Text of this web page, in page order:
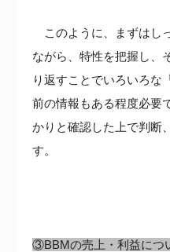
このように、まずはし
ながら、特性を把握し、
り返すことでいろいろな
前の情報もある程度必要
かりと確認した上で判断
す。
③BBMの売上・利益につ